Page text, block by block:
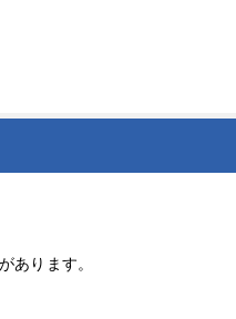
あります。